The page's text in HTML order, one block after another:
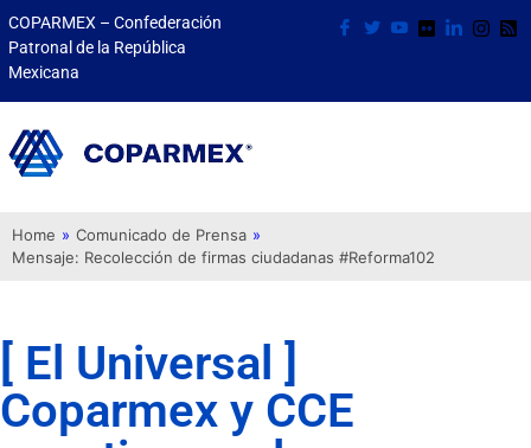
COPARMEX – Confederación
Patronal de la República
Mexicana
Home » Comunicado de Prensa »
Mensaje: Recolección de firmas ciudadanas #Reforma102
[ El Universal ]
Coparmex y CCE